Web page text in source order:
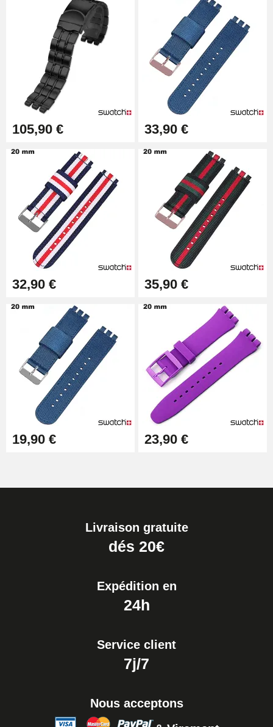
105,90 € 33,90 €
32,90 € 35,90 €
19,90 € 23,90 €
Livraison gratuite
dés 20€
Expédition en
24h
Service client
7j/7
Nous acceptons